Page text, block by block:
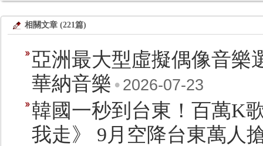
相關文章 (221篇)
亞洲最大型虛擬偶像音樂
華納音樂 • 2026-07-23
韓國一秒到台東！百萬K
我走》 9月空降台東萬人